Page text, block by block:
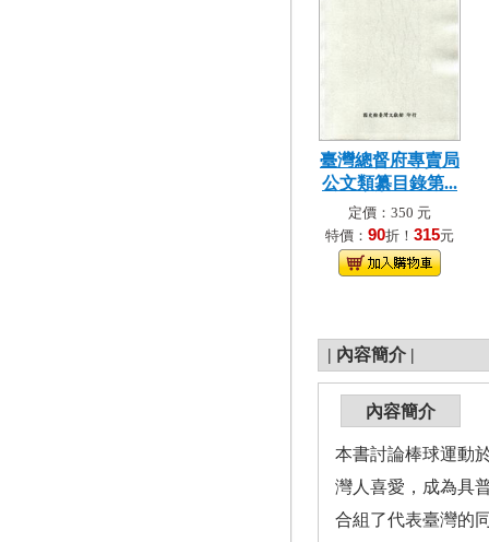
臺灣總督府專賣局
公文類纂目錄第...
定價：350 元
特價： 90折！ 315元
| 內容簡介 |
內容簡介
本書討論棒球運動
灣人喜愛，成為具
合組了代表臺灣的